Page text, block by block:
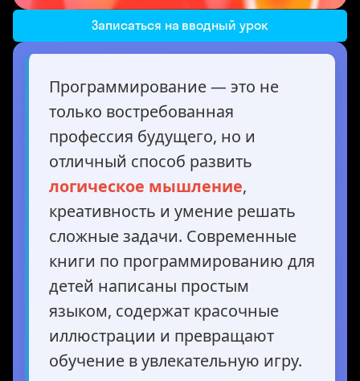
Записаться на вводный урок
Программирование — это не
только востребованная
профессия будущего, но и
отличный способ развить
логическое мышление,
креативность и умение решать
сложные задачи. Современные
книги по программированию для
детей написаны простым
языком, содержат красочные
иллюстрации и превращают
обучение в увлекательную игру.